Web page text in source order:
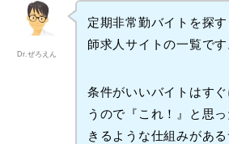
Dr.ぜろえん
定期非常勤バイトを探
師求人サイトの一覧です
条件がいいバイトはす
うので『これ！』と思
きるような仕組みがあ